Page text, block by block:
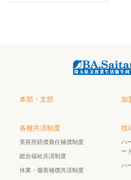
本部・支部 加
各種共済制度
美容所賠償責任補償制度
総合福祉共済制度
休業・傷害補償共済制度
技
ハ
ート
ハ